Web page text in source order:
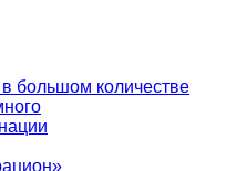
большом количестве